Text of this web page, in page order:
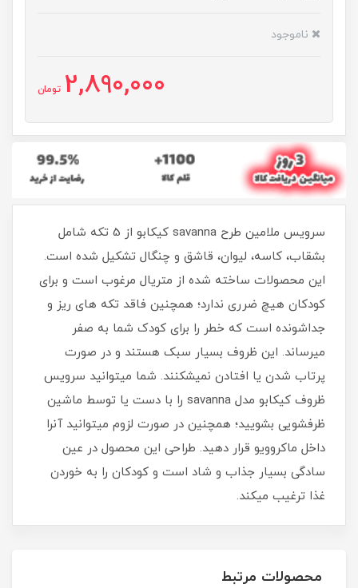
ناموجود
2,890,000 تومان
سرویس ملامین طرح savanna کیکابو از 5 تکه شامل
بشقاب، کاسه، لیوان، قاشق و چنگال تشکیل شده است.
این محصولات ساخته شده از متریال مرغوب است و برای
کودکان هیچ ضرری ندارد؛ همچنین فاقد تکه های ریز و
جداشونده است که خطر را برای کودک شما به صفر
میرساند. این ظروف بسیار سبک هستند و در صورت
پرتاب شدن یا افتادن نمیشکنند. شما میتوانید سرویس
ظروف کیکابو مدل savanna را با دست یا توسط ماشین
ظرفشویی بشویید؛ همچنین در صورت لزوم میتوانید آنرا
داخل ماکروویو قرار دهید. طراحی این محصول در عین
سادگی بسیار جذاب و شاد است و کودکان را به خوردن
غذا ترغیب میکند.
محصولات مرتبط